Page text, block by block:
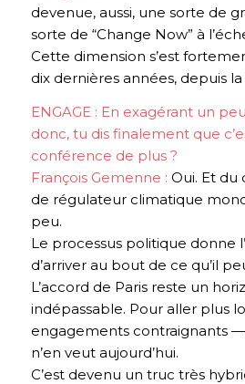
devenue, aussi, une sorte de
sorte de “Change Now” à
Cette dimension s’est
dix dernières années, depuis la
ENGAGE : En exagérant un
donc, tu dis finalement que
conférence de plus ?
François Gemenne : Oui. Et du
de régulateur climatique
peu.
Le processus politique donne
d’arriver au bout de ce qu’il
L’accord de Paris reste un
indépassable. Pour aller plus
engagements contraignants
n’en veut aujourd’hui.
C’est devenu un truc très